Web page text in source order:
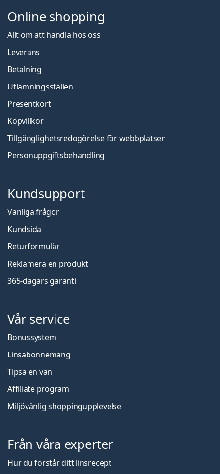
Online shopping
Allt om att handla hos oss
Leverans
Betalning
Utlämningsställen
Presentkort
Köpvillkor
Tillgänglighetsredogörelse för webbplatsen
Personuppgiftsbehandling
Kundsupport
Vanliga frågor
Kundsida
Returformulär
Reklamera en produkt
365-dagars garanti
Vår service
Bonussystem
Linsabonnemang
Tipsa en vän
Affiliate program
Miljövänlig shoppingupplevelse
Från våra experter
Hur du förstår ditt linsrecept